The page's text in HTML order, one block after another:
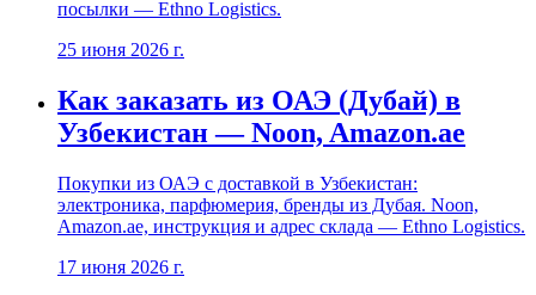
посылки — Ethno Logistics.
25 июня 2026 г.
Как заказать из ОАЭ (Дубай) в
Узбекистан — Noon, Amazon.ae
Покупки из ОАЭ с доставкой в Узбекистан:
электроника, парфюмерия, бренды из Дубая. Noon,
Amazon.ae, инструкция и адрес склада — Ethno Logistics.
17 июня 2026 г.